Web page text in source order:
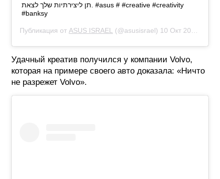
תן ליצירתיות שלך לצאת. #asus # #creative #creativity
#banksy
Публикация от ASUS ISRAEL (@asusisrael) 10 Окт 2018 в 7:44 PDT
Удачный креатив получился у компании Volvo,
которая на примере своего авто доказала: «Ничто
не разрежет Volvo».